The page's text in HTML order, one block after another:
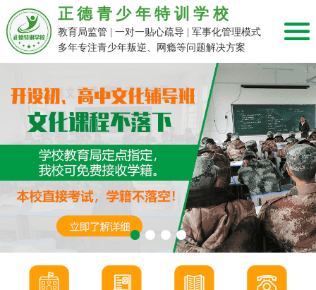
正德青少年特训学校
教育局监管 | 一对一贴心疏导 | 军事化管理模式
多年专注青少年叛逆、网瘾等问题解决方案